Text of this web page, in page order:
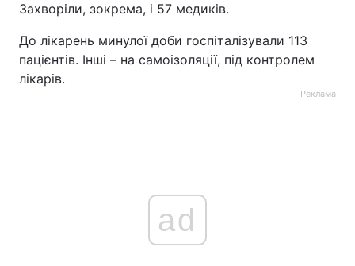
Захворіли, зокрема, і 57 медиків.
До лікарень минулої доби госпіталізували 113
пацієнтів. Інші – на самоізоляції, під контролем
лікарів.
Реклама
ad